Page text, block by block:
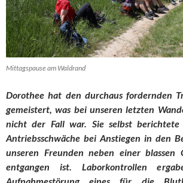
Mittagspause am Waldrand
Dorothee hat den durchaus fordernden
gemeistert, was bei unseren letzten
nicht der Fall war. Sie selbst berichtete
Antriebsschwäche bei Anstiegen in den
unseren Freunden neben einer blassen
entgangen ist. Laborkontrollen
Aufnahmestörung eines für die